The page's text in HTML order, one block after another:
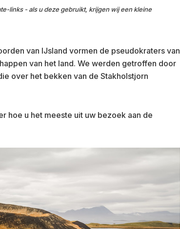
links - als u deze gebruikt, krijgen wij een kleine
van IJsland vormen de pseudokraters van
van het land. We werden getroffen door
over het bekken van de Stakholstjorn
hoe u het meeste uit uw bezoek aan de